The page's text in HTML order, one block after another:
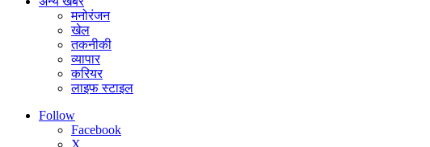
मनोरंजन
खेल
तकनीकी
व्यापार
करियर
लाइफ स्टाइल
Follow
Facebook
X